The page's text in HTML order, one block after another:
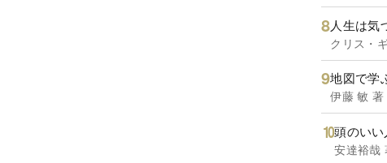
人生は気
クリス・
地図で学
伊藤 敏 著
頭のい
安達裕哉